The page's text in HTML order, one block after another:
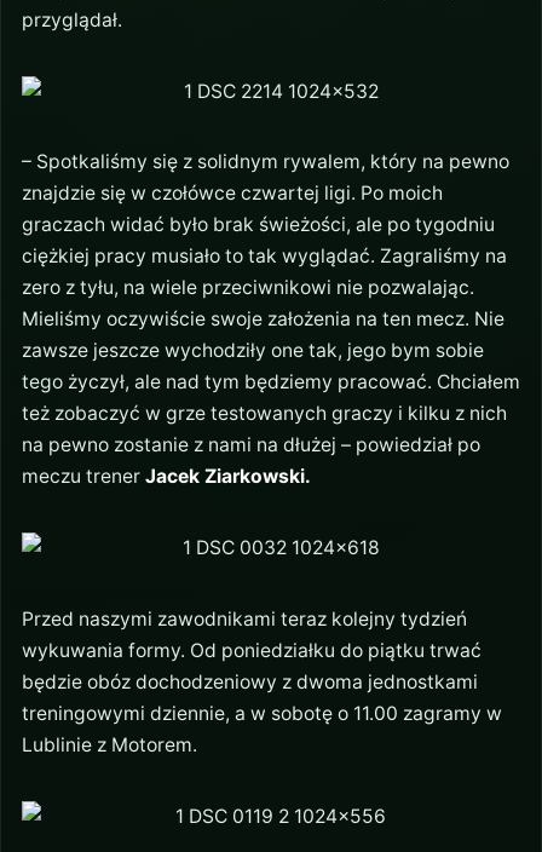
przyglądał.
– Spotkaliśmy się z solidnym rywalem, który na pewno
znajdzie się w czołówce czwartej ligi. Po moich
graczach widać było brak świeżości, ale po tygodniu
ciężkiej pracy musiało to tak wyglądać. Zagraliśmy na
zero z tyłu, na wiele przeciwnikowi nie pozwalając.
Mieliśmy oczywiście swoje założenia na ten mecz. Nie
zawsze jeszcze wychodziły one tak, jego bym sobie
tego życzył, ale nad tym będziemy pracować. Chciałem
też zobaczyć w grze testowanych graczy i kilku z nich
na pewno zostanie z nami na dłużej – powiedział po
meczu trener Jacek Ziarkowski.
Przed naszymi zawodnikami teraz kolejny tydzień
wykuwania formy. Od poniedziałku do piątku trwać
będzie obóz dochodzeniowy z dwoma jednostkami
treningowymi dziennie, a w sobotę o 11.00 zagramy w
Lublinie z Motorem.